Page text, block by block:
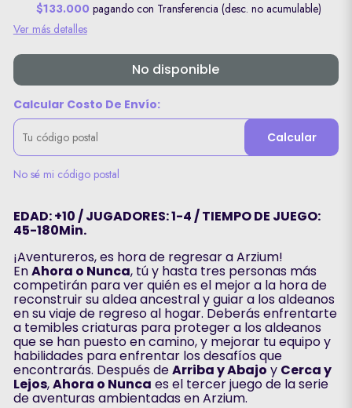
$133.000 pagando con Transferencia (desc. no acumulable)
Ver más detalles
No disponible
Calcular Costo De Envío:
Calcular
No sé mi código postal
EDAD: +10 / JUGADORES: 1-4 / TIEMPO DE JUEGO:
45-180Min.
¡Aventureros, es hora de regresar a Arzium!
EnAhora o Nunca, tú y hasta tres personas más
competirán para ver quién es el mejor a la hora de
reconstruir su aldea ancestral y guiar a los aldeanos
en su viaje de regreso al hogar. Deberás enfrentarte
a temibles criaturas para proteger a los aldeanos
que se han puesto en camino, y mejorar tu equipo y
habilidades para enfrentar los desafíos que
encontrarás. Después deArriba y Abajo y Cerca y
Lejos,Ahora o Nunca es el tercer juego de la serie
de aventuras ambientadas en Arzium.